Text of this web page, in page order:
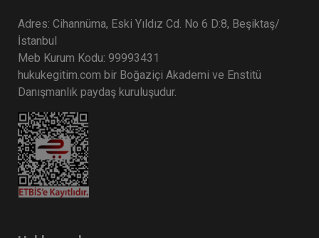
Adres: Cihannüma, Eski Yıldız Cd. No 6 D:8, Beşiktaş/
İstanbul
Meb Kurum Kodu: 99993431
hukukegitim.com bir Boğaziçi Akademi ve Enstitü
Danışmanlık paydaş kuruluşudur.